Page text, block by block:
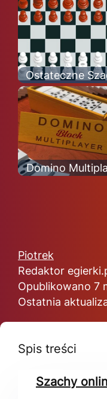
Ostateczne
Domino
Piotrek
Redaktor
Opublikowano 7
Ostatnia
Spis treści
Szachy